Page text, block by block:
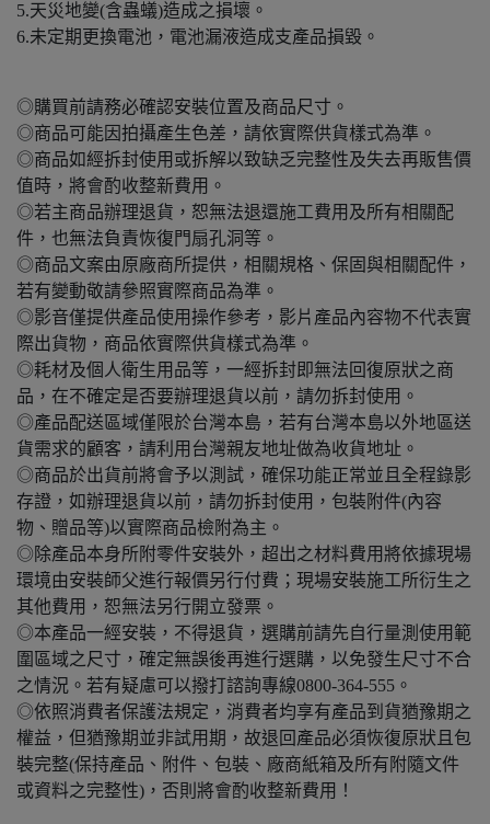
5.天災地變(含蟲蟻)造成之損壞。
6.未定期更換電池，電池漏液造成支產品損毀。
◎購買前請務必確認安裝位置及商品尺寸。
◎商品可能因拍攝產生色差，請依實際供貨樣式為準。
◎商品如經拆封使用或拆解以致缺乏完整性及失去再販售價
值時，將會酌收整新費用。
◎若主商品辦理退貨，恕無法退還施工費用及所有相關配
件，也無法負責恢復門扇孔洞等。
◎商品文案由原廠商所提供，相關規格、保固與相關配件，
若有變動敬請參照實際商品為準。
◎影音僅提供產品使用操作參考，影片產品內容物不代表實
際出貨物，商品依實際供貨樣式為準。
◎耗材及個人衛生用品等，一經拆封即無法回復原狀之商
品，在不確定是否要辦理退貨以前，請勿拆封使用。
◎產品配送區域僅限於台灣本島，若有台灣本島以外地區送
貨需求的顧客，請利用台灣親友地址做為收貨地址。
◎商品於出貨前將會予以測試，確保功能正常並且全程錄影
存證，如辦理退貨以前，請勿拆封使用，包裝附件(內容
物、贈品等)以實際商品檢附為主。
◎除產品本身所附零件安裝外，超出之材料費用將依據現場
環境由安裝師父進行報價另行付費；現場安裝施工所衍生之
其他費用，恕無法另行開立發票。
◎本產品一經安裝，不得退貨，選購前請先自行量測使用範
圍區域之尺寸，確定無誤後再進行選購，以免發生尺寸不合
之情況。若有疑慮可以撥打諮詢專線0800-364-555。
◎依照消費者保護法規定，消費者均享有產品到貨猶豫期之
權益，但猶豫期並非試用期，故退回產品必須恢復原狀且包
裝完整(保持產品、附件、包裝、廠商紙箱及所有附隨文件
或資料之完整性)，否則將會酌收整新費用！